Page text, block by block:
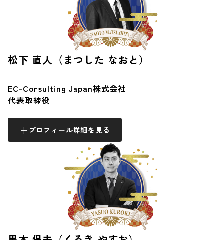
松下 直人（まつした なおと）
EC-Consulting Japan株式会社
代表取締役
プロフィール詳細を見る